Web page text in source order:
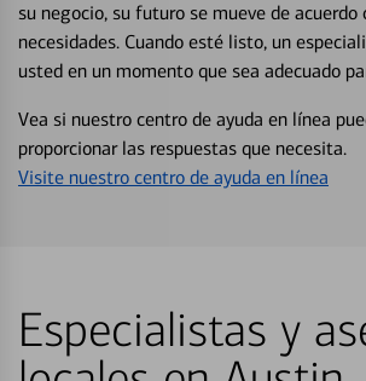
su negocio, su futuro se mueve de acuerdo
necesidades. Cuando esté listo, un
usted en un momento que sea adecuado
Vea si nuestro centro de ayuda en línea
proporcionar las respuestas que necesita.
Visite nuestro centro de ayuda en línea
Especialistas y